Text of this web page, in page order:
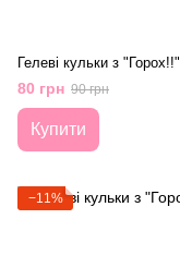
Гелеві кульки з "Горох!!"
80 грн 90 грн
Купити
−11%